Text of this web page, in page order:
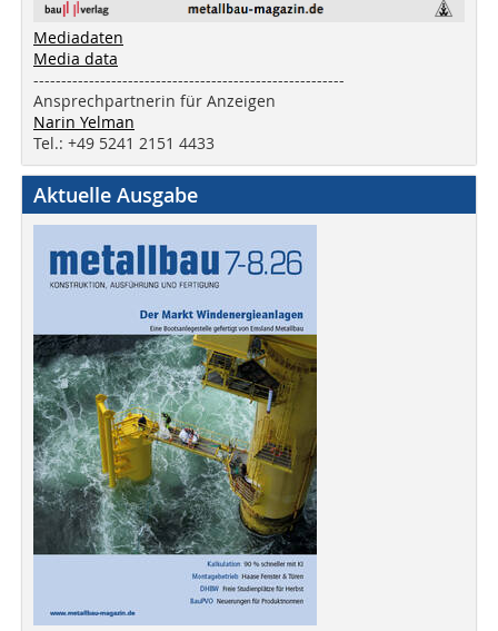
Mediadaten
Media data
--------------------------------------------------------
Ansprechpartnerin für Anzeigen
Narin Yelman
Tel.: +49 5241 2151 4433
Aktuelle Ausgabe